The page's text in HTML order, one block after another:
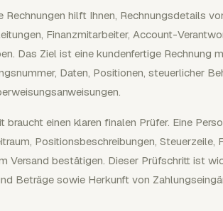
Rechnungen hilft Ihnen, Rechnungsdetails
Finanzmitarbeiter, Account-
Das Ziel ist eine kundenfertige Rechnung
Daten, Positionen, steuerlicher
braucht einen klaren finalen Prüfer. Eine
Positionsbeschreibungen, Steuerzeile,
Versand bestätigen. Dieser Prüfschritt ist
Beträge sowie Herkunft von